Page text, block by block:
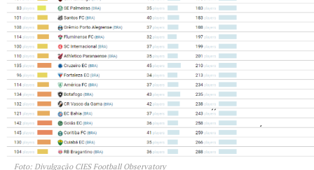
Foto: Divulgação CIES Football Observatory